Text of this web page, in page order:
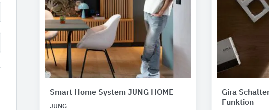
Smart Home System JUNG HOME
JUNG
Gira
Funktion